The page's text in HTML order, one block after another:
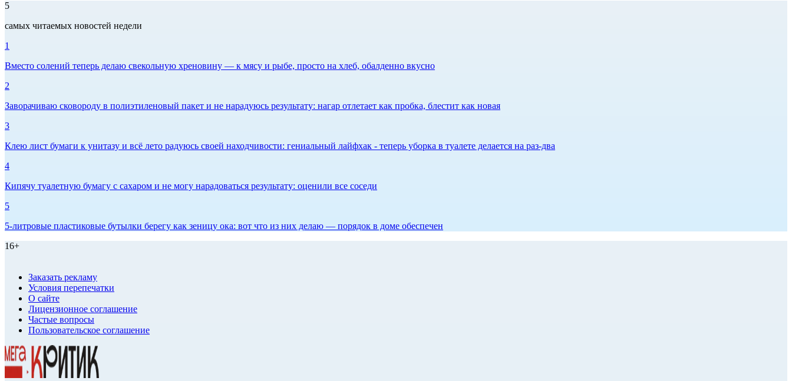
5
самых читаемых новостей недели
1
Вместо солений теперь делаю свекольную хреновину — к мясу и рыбе, просто на хлеб, обалденно вкусно
2
Заворачиваю сковороду в полиэтиленовый пакет и не нарадуюсь результату: нагар отлетает как пробка, блестит как новая
3
Клею лист бумаги к унитазу и всё лето радуюсь своей находчивости: гениальный лайфхак - теперь уборка в туалете делается на раз-два
4
Кипячу туалетную бумагу с сахаром и не могу нарадоваться результату: оценили все соседи
5
5-литровые пластиковые бутылки берегу как зеницу ока: вот что из них делаю — порядок в доме обеспечен
16+
Заказать рекламу
Условия перепечатки
О сайте
Лицензионное соглашение
Частые вопросы
Пользовательское соглашение